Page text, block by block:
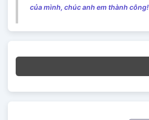
của mình, chúc anh em thành công!